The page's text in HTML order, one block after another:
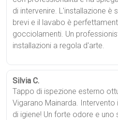
di intervenire. L'installazione
brevi e il lavabo è
gocciolamenti. Un
installazioni a regola d'arte.
Silvia C.
Tappo di ispezione esterno
Vigarano Mainarda.
di igiene! Un forte odore e uno